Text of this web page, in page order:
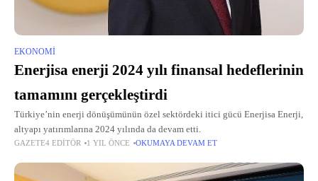
EKONOMI
Enerjisa enerji 2024 yılı finansal hedeflerinin
tamamını gerçekleştirdi
Türkiye’nin enerji dönüşümünün özel sektördeki itici gücü Enerjisa Enerji,
altyapı yatırımlarına 2024 yılında da devam etti.
GAZETE4 EDITÖR 1 YIL ÖNCE OKUMAYA DEVAM ET